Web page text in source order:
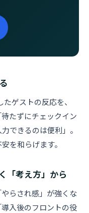
ゲストの反応を、
たずにチェックイン
できるのは便利」。
を和らげます。
「考え方」から
らされ感」が強くな
入後のフロントの役